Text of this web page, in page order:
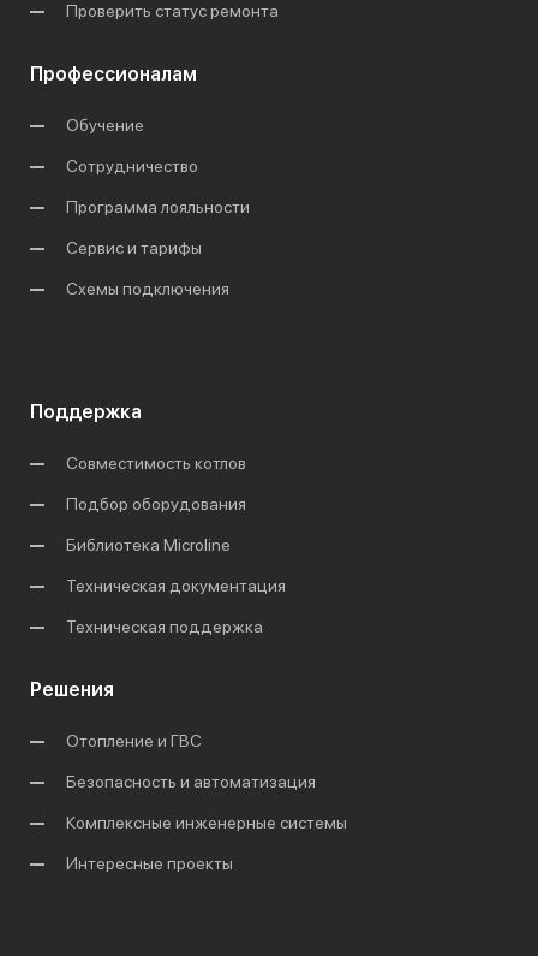
Проверить статус ремонта
Профессионалам
Обучение
Сотрудничество
Программа лояльности
Сервис и тарифы
Схемы подключения
Поддержка
Совместимость котлов
Подбор оборудования
Библиотека Microline
Техническая документация
Техническая поддержка
Решения
Отопление и ГВС
Безопасность и автоматизация
Комплексные инженерные системы
Интересные проекты